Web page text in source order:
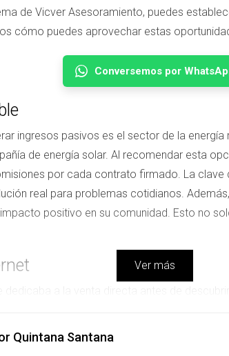
de Vicver Asesoramiento, puedes
cómo puedes aprovechar estas
Conversemos por
ingresos pasivos es el sector de la
de energía solar. Al recomendar esta
por cada contrato firmado. La
real para problemas cotidianos.
positivo en su comunidad. Esto no
la importancia de tener una buena
emocionalmente con su audiencia. Al
Ver más
Quintana Santana